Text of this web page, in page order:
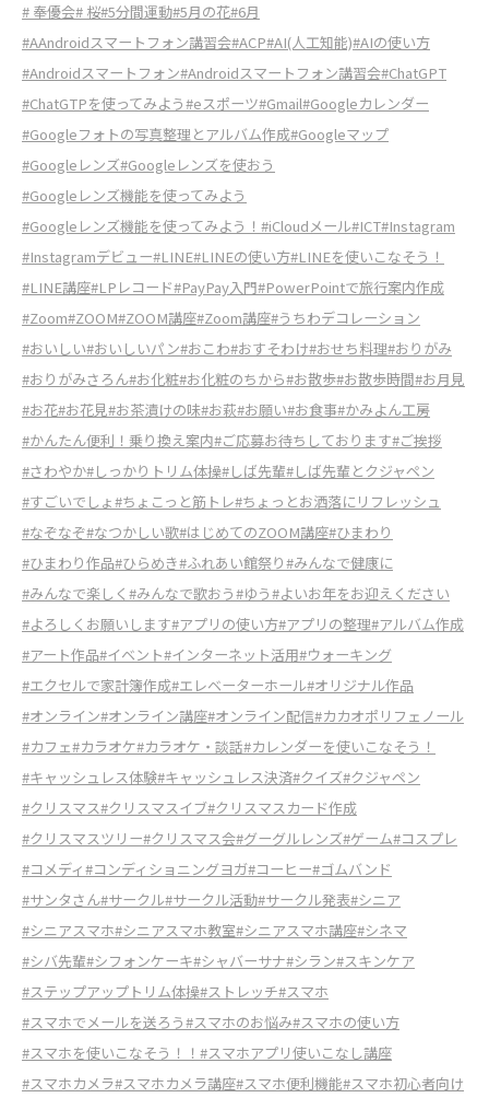
# 奉優会# 桜#5分間運動#5月の花#6月
#AAndroidスマートフォン講習会#ACP#AI(人工知能)#AIの使い方
#Androidスマートフォン#Androidスマートフォン講習会#ChatGPT
#ChatGTPを使ってみよう#eスポーツ#Gmail#Googleカレンダー
#Googleフォトの写真整理とアルバム作成#Googleマップ
#Googleレンズ#Googleレンズを使おう
#Googleレンズ機能を使ってみよう
#Googleレンズ機能を使ってみよう！ #iCloudメール#ICT#Instagram
#Instagramデビュー#LINE#LINEの使い方#LINEを使いこなそう！
#LINE講座#LPレコード#PayPay入門#PowerPointで旅行案内作成
#Zoom#ZOOM#ZOOM講座#Zoom講座#うちわデコレーション
#おいしい#おいしいパン#おこわ#おすそわけ#おせち料理#おりがみ
#おりがみさろん#お化粧#お化粧のちから#お散歩#お散歩時間#お月見
#お花#お花見#お茶漬けの味#お萩#お願い#お食事#かみよん工房
#かんたん便利！乗り換え案内#ご応募お待ちしております#ご挨拶
#さわやか#しっかりトリム体操#しば先輩#しば先輩とクジャペン
#すごいでしょ#ちょこっと筋トレ#ちょっとお洒落にリフレッシュ
#なぞなぞ#なつかしい歌#はじめてのZOOM講座#ひまわり
#ひまわり作品#ひらめき#ふれあい館祭り#みんなで健康に
#みんなで楽しく #みんなで歌おう#ゆう#よいお年をお迎えください
#よろしくお願いします#アプリの使い方#アプリの整理#アルバム作成
#アート作品#イベント#インターネット活用#ウォーキング
#エクセルで家計簿作成#エレベーターホール#オリジナル作品
#オンライン#オンライン講座#オンライン配信#カカオポリフェノール
#カフェ#カラオケ#カラオケ・談話#カレンダーを使いこなそう！
#キャッシュレス体験#キャッシュレス決済#クイズ#クジャペン
#クリスマス#クリスマスイブ#クリスマスカード作成
#クリスマスツリー#クリスマス会#グーグルレンズ#ゲーム#コスプレ
#コメディ#コンディショニングヨガ#コーヒー#ゴムバンド
#サンタさん#サークル#サークル活動#サークル発表#シニア
#シニアスマホ#シニアスマホ教室#シニアスマホ講座#シネマ
#シバ先輩#シフォンケーキ#シャバーサナ#シラン#スキンケア
#ステップアップトリム体操#ストレッチ#スマホ
#スマホでメールを送ろう#スマホのお悩み#スマホの使い方
#スマホを使いこなそう！！ #スマホアプリ使いこなし講座
#スマホカメラ#スマホカメラ講座#スマホ便利機能#スマホ初心者向け